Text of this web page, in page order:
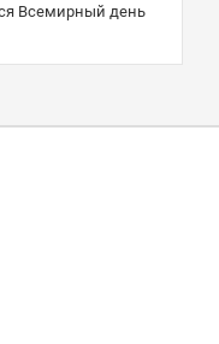
Всемирный день